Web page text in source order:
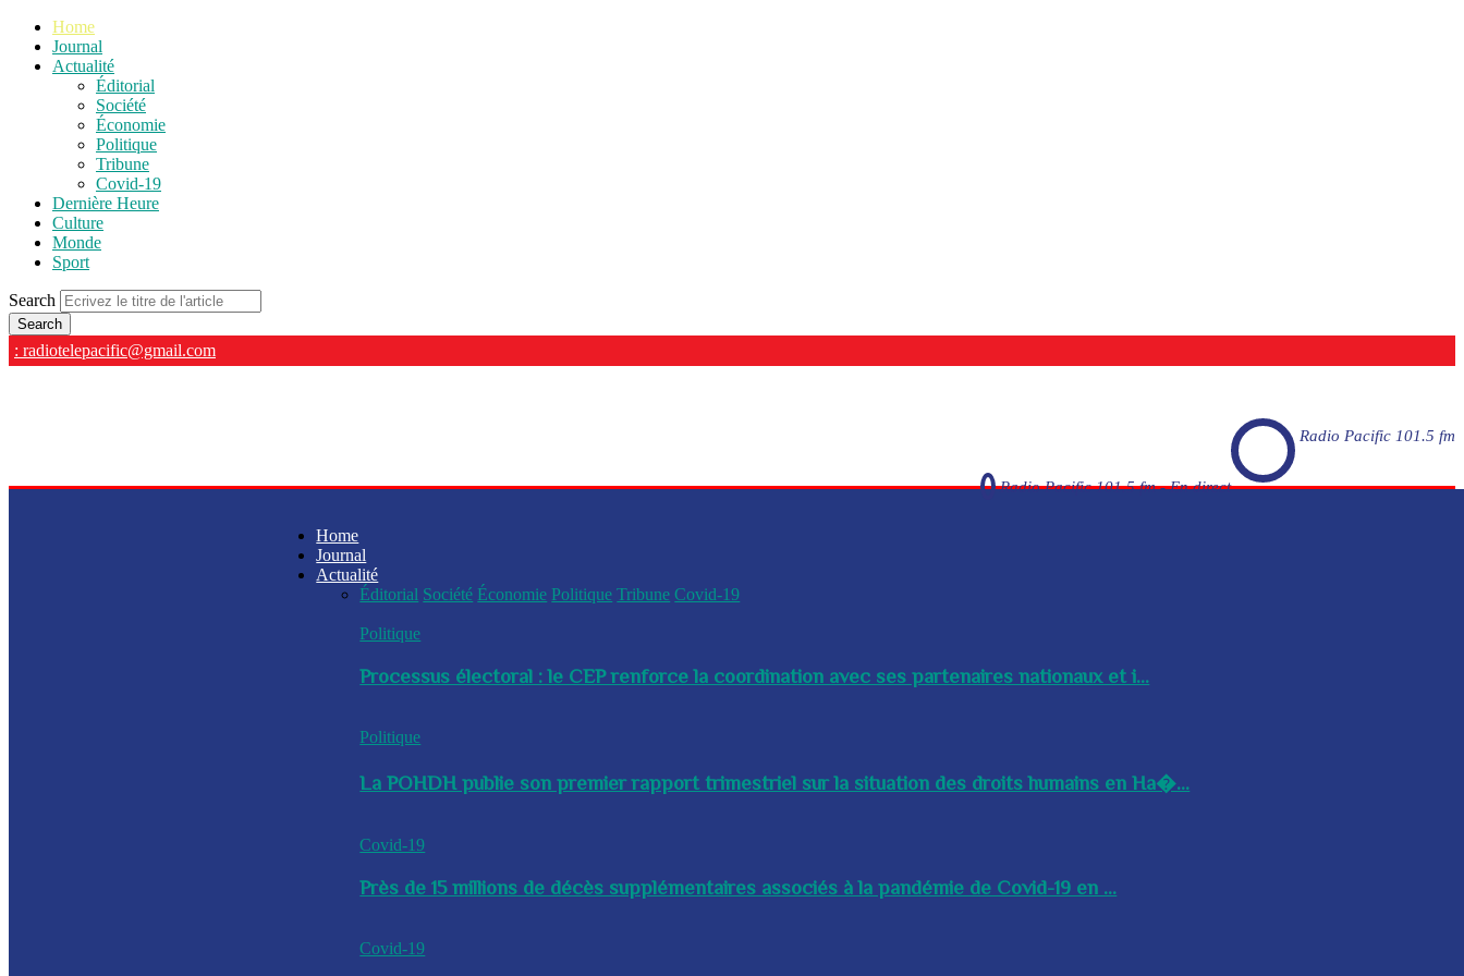
Home
Journal
Actualité
Éditorial
Société
Économie
Politique
Tribune
Covid-19
Dernière Heure
Culture
Monde
Sport
Search
: radiotelepacific@gmail.com
Radio Pacific 101.5 fm
Radio Pacific 101.5 fm - En direct
Home
Journal
Actualité
Éditorial Société Économie Politique Tribune Covid-19
Politique
Processus électoral : le CEP renforce la coordination avec ses partenaires nationaux et i...
Politique
La POHDH publie son premier rapport trimestriel sur la situation des droits humains en Ha�...
Covid-19
Près de 15 millions de décès supplémentaires associés à la pandémie de Covid-19 en ...
Covid-19